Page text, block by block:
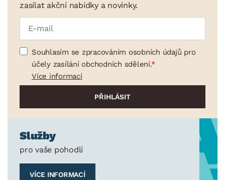
zasílat akční nabídky a novinky.
Souhlasím se zpracováním osobních údajů pro
účely zasílání obchodních sdělení.
Více informací
Služby
pro vaše pohodlí
VÍCE INFORMACÍ